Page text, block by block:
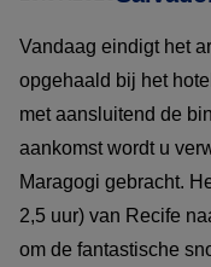
Vandaag eindigt het
opgehaald bij het
met aansluitend de
aankomst wordt u
Maragogi gebracht.
2,5 uur) van Recife
om de fantastische